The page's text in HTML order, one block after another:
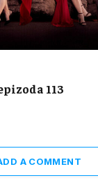
113
A COMMENT